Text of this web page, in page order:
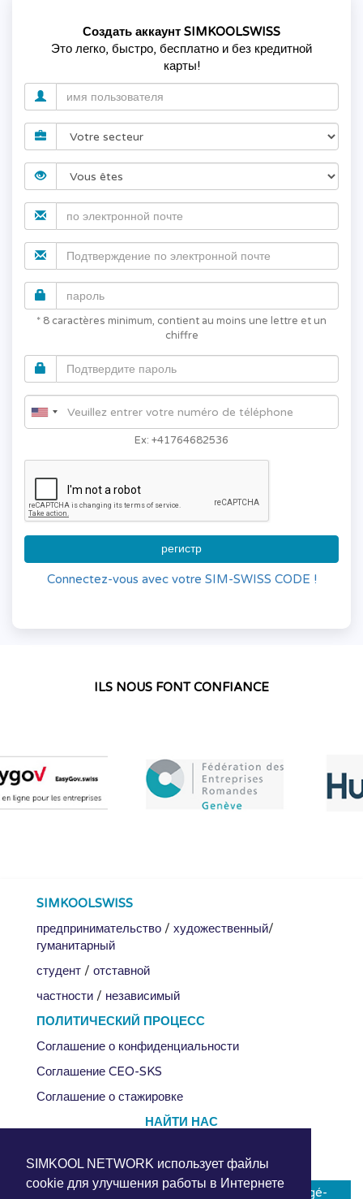
SIMKOOL NETWORK использует файлы
cookie для улучшения работы в Интернете
Создать аккаунт SIMKOOLSWISS
Это легко, быстро, бесплатно и без кредитной
карты!
* 8 caractères minimum, contient au moins une lettre et un
chiffre
Ex: +41764682536
регистр
Connectez-vous avec votre SIM-SWISS CODE !
ILS NOUS FONT CONFIANCE
SIMKOOLSWISS
предпринимательство / художественный/
гуманитарный
студент / отставной
частности / независимый
ПОЛИТИЧЕСКИЙ ПРОЦЕСС
Соглашение о конфиденциальности
Соглашение CEO-SKS
Соглашение о стажировке
НАЙТИ НАС
SIMKOOLSWISS 1994-2026 | Licence-Hébergé-